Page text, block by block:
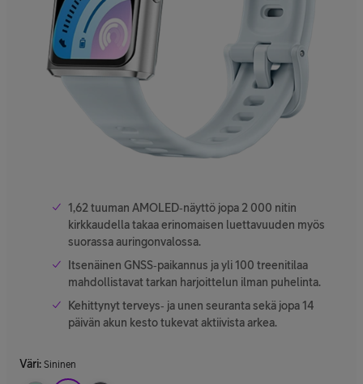
1,62 tuuman AMOLED‑näyttö jopa 2 000 nitin
kirkkaudella takaa erinomaisen luettavuuden myös
suorassa auringonvalossa.
Itsenäinen GNSS‑paikannus ja yli 100 treenitilaa
mahdollistavat tarkan harjoittelun ilman puhelinta.
Kehittynyt terveys‑ ja unen seuranta sekä jopa 14
päivän akun kesto tukevat aktiivista arkea.
Väri: Sininen